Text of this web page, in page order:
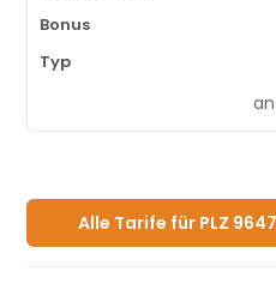
Alle Tarife für PLZ